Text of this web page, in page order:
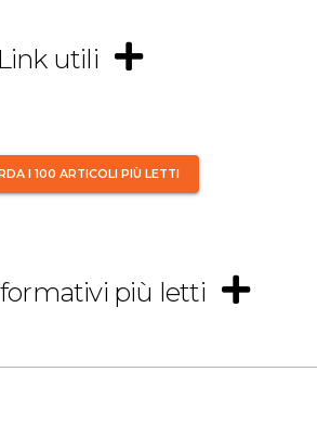
Link utili
I 100 ARTICOLI PIÙ LETTI
più letti